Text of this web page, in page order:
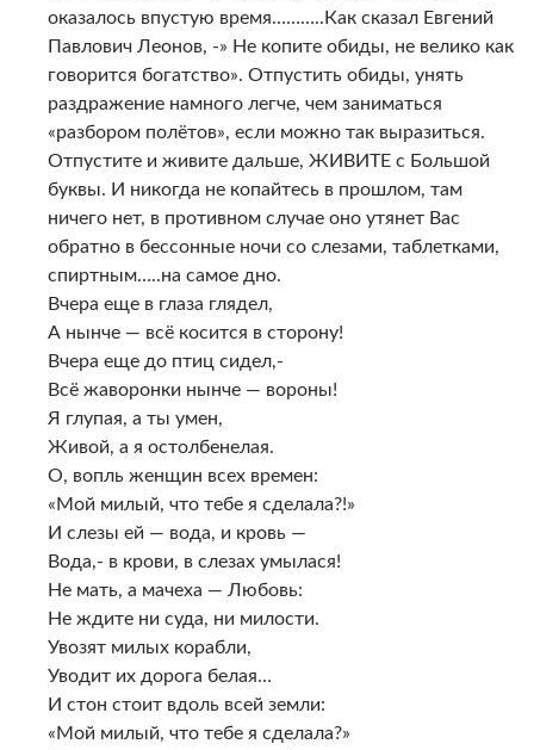
оказалось впустую время………..Как сказал Евгений
Павлович Леонов, -» Не копите обиды, не велико как
говорится богатство». Отпустить обиды, унять
раздражение намного легче, чем заниматься
«разбором полётов», если можно так выразиться.
Отпустите и живите дальше, ЖИВИТЕ с Большой
буквы. И никогда не копайтесь в прошлом, там
ничего нет, в противном случае оно утянет Вас
обратно в бессонные ночи со слезами, таблетками,
спиртным…..на самое дно.
Вчера еще в глаза глядел,
А нынче — всё косится в сторону!
Вчера еще до птиц сидел,-
Всё жаворонки нынче — вороны!
Я глупая, а ты умен,
Живой, а я остолбенелая.
О, вопль женщин всех времен:
«Мой милый, что тебе я сделала?!»
И слезы ей — вода, и кровь —
Вода,- в крови, в слезах умылася!
Не мать, а мачеха — Любовь:
Не ждите ни суда, ни милости.
Увозят милых корабли,
Уводит их дорога белая…
И стон стоит вдоль всей земли:
«Мой милый, что тебе я сделала?»